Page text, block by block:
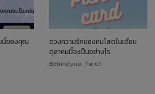
นี้ของคุณ
ดวงความรักของคนโสดในเดือน
ตุลาคมนี้จะเป็นอย่างไร
Behindyou_Tarot